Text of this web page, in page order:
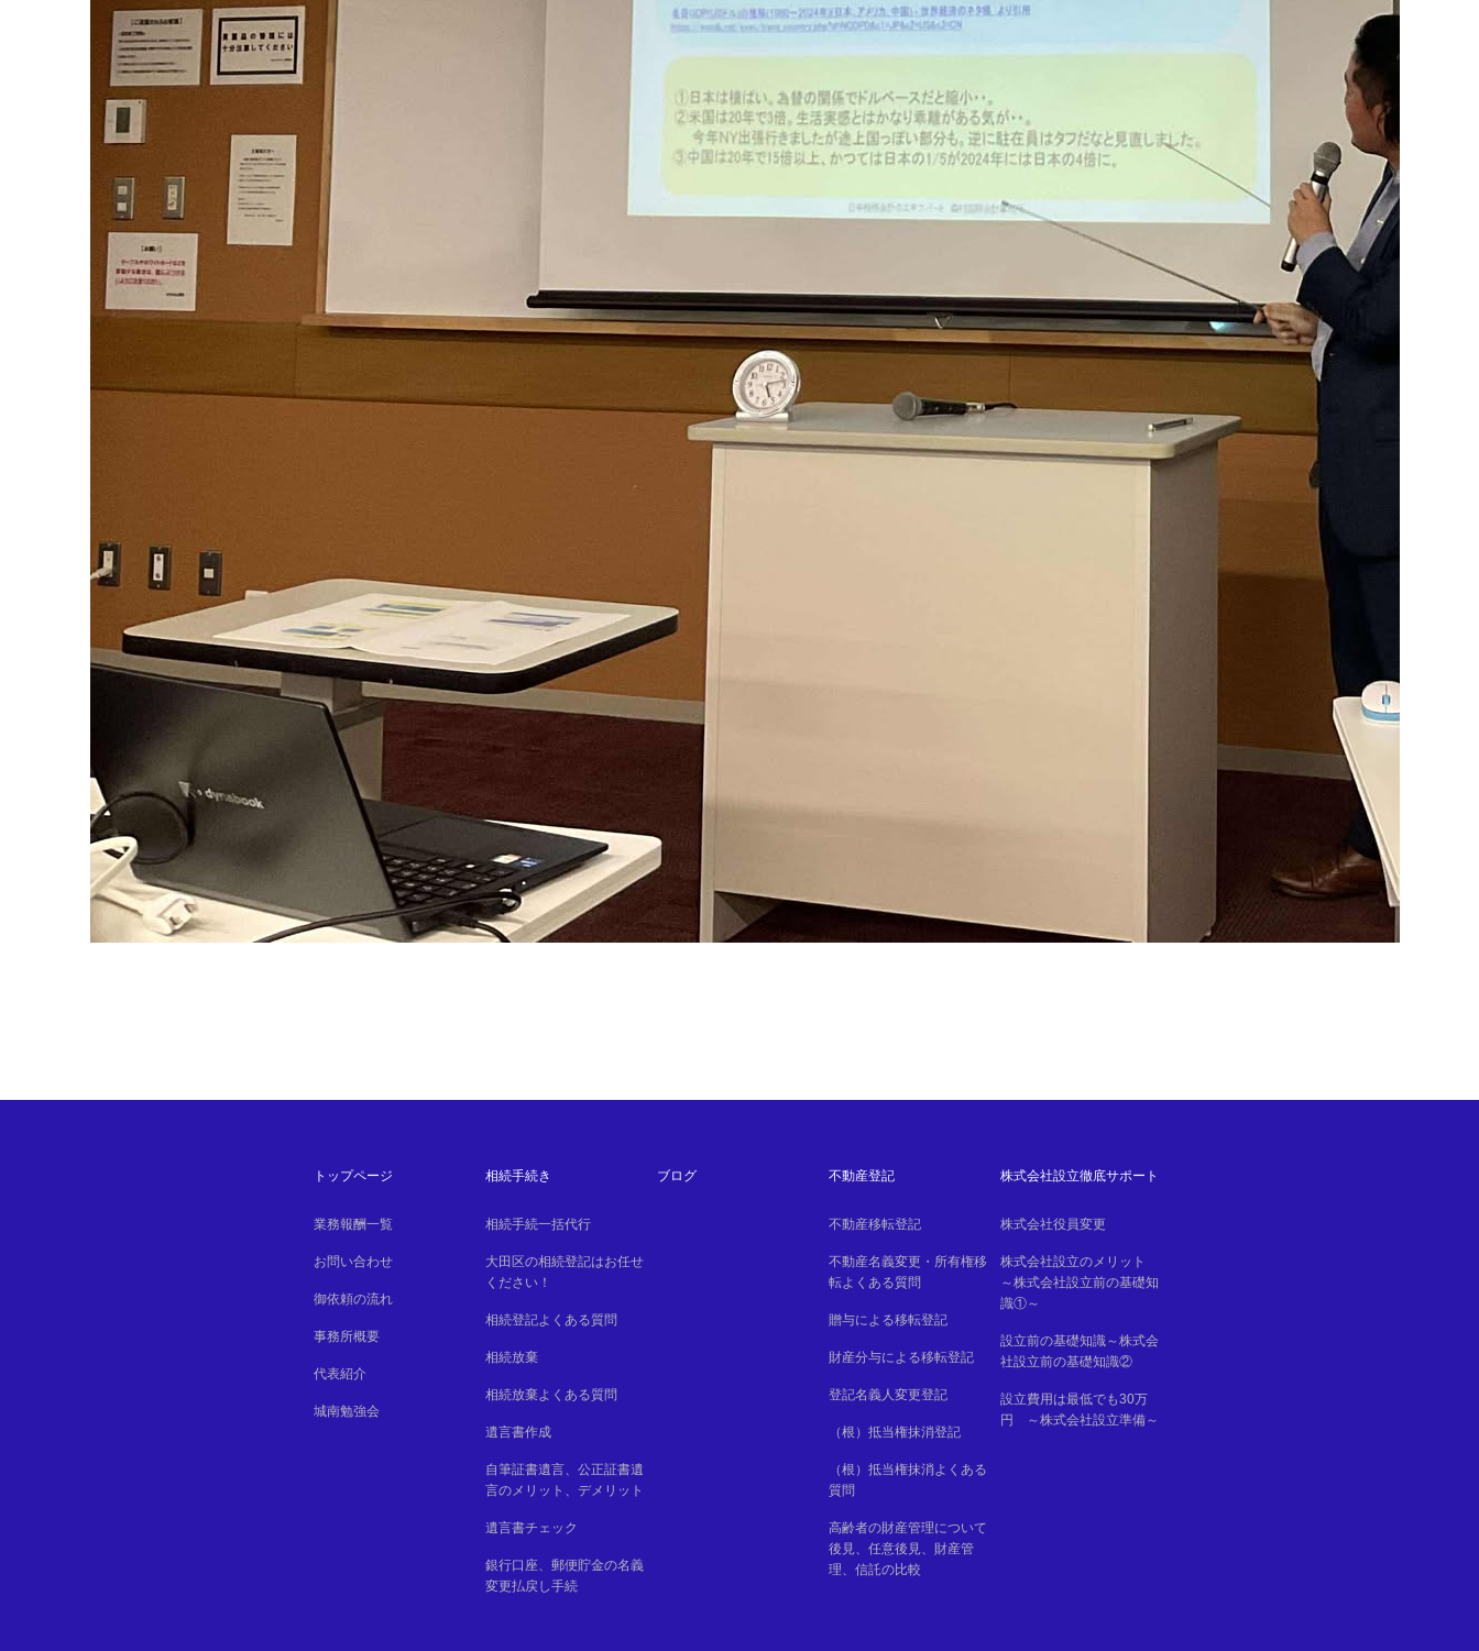
トップページ
業務報酬一覧
お問い合わせ
御依頼の流れ
事務所概要
代表紹介
城南勉強会
相続手続き
相続手続一括代行
大田区の相続登記はお任せ
ください！
相続登記よくある質問
相続放棄
相続放棄よくある質問
遺言書作成
自筆証書遺言、公正証書遺
言のメリット、デメリット
遺言書チェック
銀行口座、郵便貯金の名義
変更払戻し手続
ブログ 不動産登記
不動産移転登記
不動産名義変更・所有権移
転よくある質問
贈与による移転登記
財産分与による移転登記
登記名義人変更登記
（根）抵当権抹消登記
（根）抵当権抹消よくある
質問
高齢者の財産管理について
後見、任意後見、財産管
理、信託の比較
株式会社設立徹底サポート
株式会社役員変更
株式会社設立のメリット
～株式会社設立前の基礎知
識①～
設立前の基礎知識～株式会
社設立前の基礎知識②
設立費用は最低でも30万
円 ～株式会社設立準備～